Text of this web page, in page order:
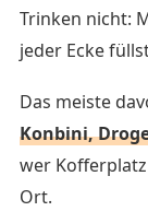
Trinken nicht:
jeder Ecke
Das meiste
Konbini,
wer
Ort.